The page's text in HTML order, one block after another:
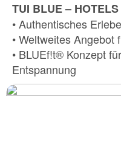
TUI BLUE –
• Authentisches
• Weltweites
• BLUEf!t® Konzept
Entspannung